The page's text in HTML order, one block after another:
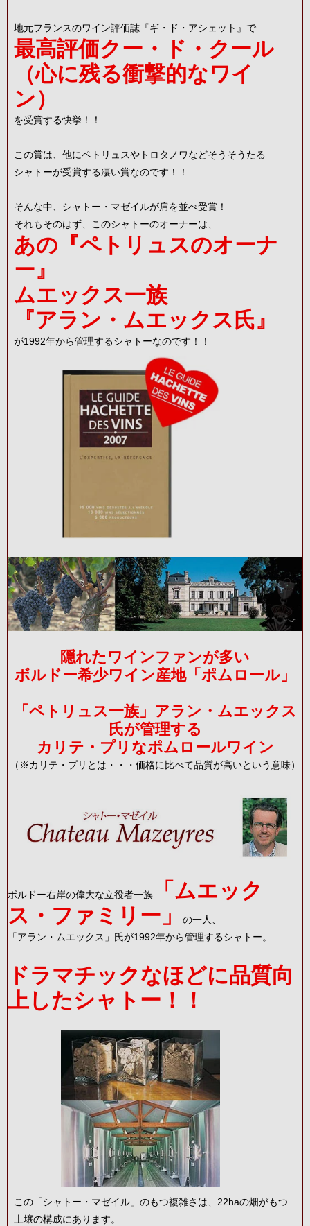
地元フランスのワイン評価誌『ギ・ド・アシェット』で
最高評価クー・ド・クール
（心に残る衝撃的なワイ
ン）
を受賞する快挙！！
この賞は、他にペトリュスやトロタノワなどそうそうたる
シャトーが受賞する凄い賞なのです！！
そんな中、シャトー・マゼイルが肩を並べ受賞！
それもそのはず、このシャトーのオーナーは、
あの『ペトリュスのオーナ
ー』
ムエックス一族
『アラン・ムエックス氏』
が1992年から管理するシャトーなのです！！
隠れたワインファンが多い
ボルドー希少ワイン産地「ポムロール」
「ペトリュス一族」アラン・ムエックス
氏が管理する
カリテ・プリなポムロールワイン
（※カリテ・プリとは・・・価格に比べて品質が高いという意味）
ボルドー右岸の偉大な立役者一族
「ムエック
ス・ファミリー」
の一人、
「アラン・ムエックス」氏が1992年から管理するシャトー。
ドラマチックなほどに品質向
上したシャトー！！
この「シャトー・マゼイル」のもつ複雑さは、22haの畑がもつ
土壌の構成にあります。